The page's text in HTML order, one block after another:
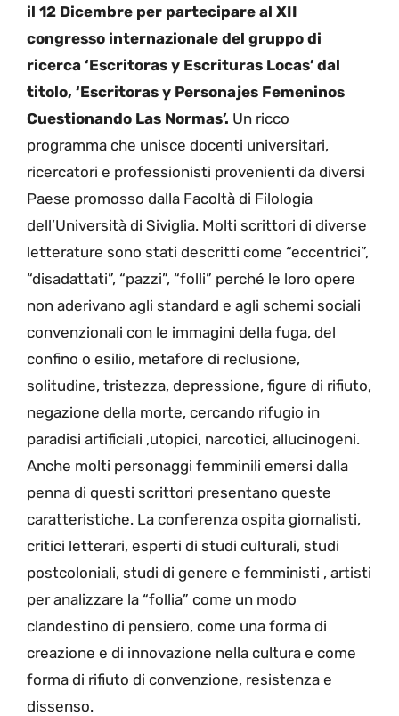
il 12 Dicembre per partecipare al XII
congresso internazionale del gruppo di
ricerca ‘Escritoras y Escrituras Locas’ dal
titolo, ‘Escritoras y Personajes Femeninos
Cuestionando Las Normas’. Un ricco
programma che unisce docenti universitari,
ricercatori e professionisti provenienti da diversi
Paese promosso dalla Facoltà di Filologia
dell’Università di Siviglia. Molti scrittori di diverse
letterature sono stati descritti come “eccentrici”,
“disadattati”, “pazzi”, “folli” perché le loro opere
non aderivano agli standard e agli schemi sociali
convenzionali con le immagini della fuga, del
confino o esilio, metafore di reclusione,
solitudine, tristezza, depressione, figure di rifiuto,
negazione della morte, cercando rifugio in
paradisi artificiali ,utopici, narcotici, allucinogeni.
Anche molti personaggi femminili emersi dalla
penna di questi scrittori presentano queste
caratteristiche. La conferenza ospita giornalisti,
critici letterari, esperti di studi culturali, studi
postcoloniali, studi di genere e femministi , artisti
per analizzare la “follia” come un modo
clandestino di pensiero, come una forma di
creazione e di innovazione nella cultura e come
forma di rifiuto di convenzione, resistenza e
dissenso.